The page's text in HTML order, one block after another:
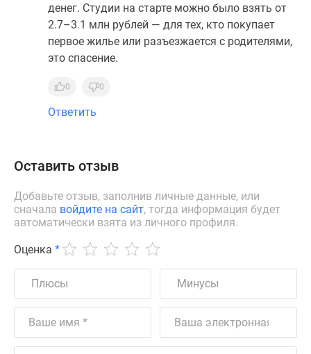
денег. Студии на старте можно было взять от
2.7–3.1 млн рублей — для тех, кто покупает
первое жилье или разъезжается с родителями,
это спасение.
0 0
Ответить
Оставить отзыв
Добавьте отзыв, заполнив личные данные, или
сначала войдите на сайт, тогда информация будет
автоматически взята из личного профиля.
Оценка *